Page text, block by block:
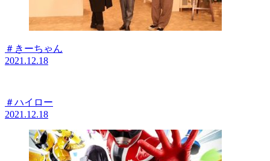
＃きーちゃん
2021.12.18
＃ハイロー
2021.12.18